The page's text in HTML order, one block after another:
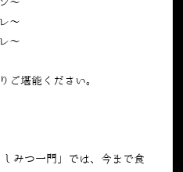
～
～
～
ご堪能ください。
みつ一門」では、今まで食